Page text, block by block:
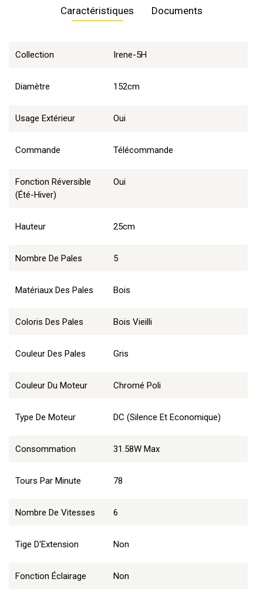
Caractéristiques
Collection Irene-5H
Diamètre 152cm
Usage Extérieur Oui
Commande Télécommande
Fonction Réversible
(été-Hiver)
Oui
Hauteur 25cm
Nombre De Pales 5
Matériaux Des Pales Bois
Coloris Des Pales Bois Vieilli
Couleur Des Pales Gris
Couleur Du Moteur Chromé Poli
Type De Moteur DC (Silence Et Economique)
Consommation 31.58W Max
Tours Par Minute 78
Nombre De Vitesses 6
Tige D'Extension Non
Fonction Éclairage Non
Documents